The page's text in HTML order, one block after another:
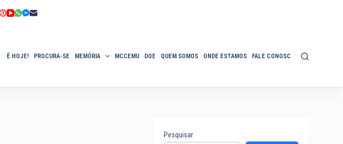
É HOJE! PROCURA-SE MEMÓRIA MCCEMU DOE QUEM SOMOS ONDE ESTAMOS FALE CONOSCO POLÍTICA DE
Pesquisar